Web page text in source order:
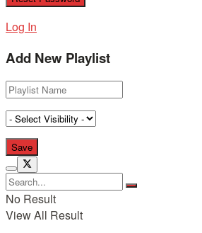
Log In
Add New Playlist
No Result
View All Result